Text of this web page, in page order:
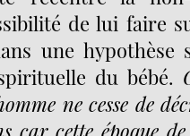
de lui faire
une hypothèse
du bébé.
ne cesse de